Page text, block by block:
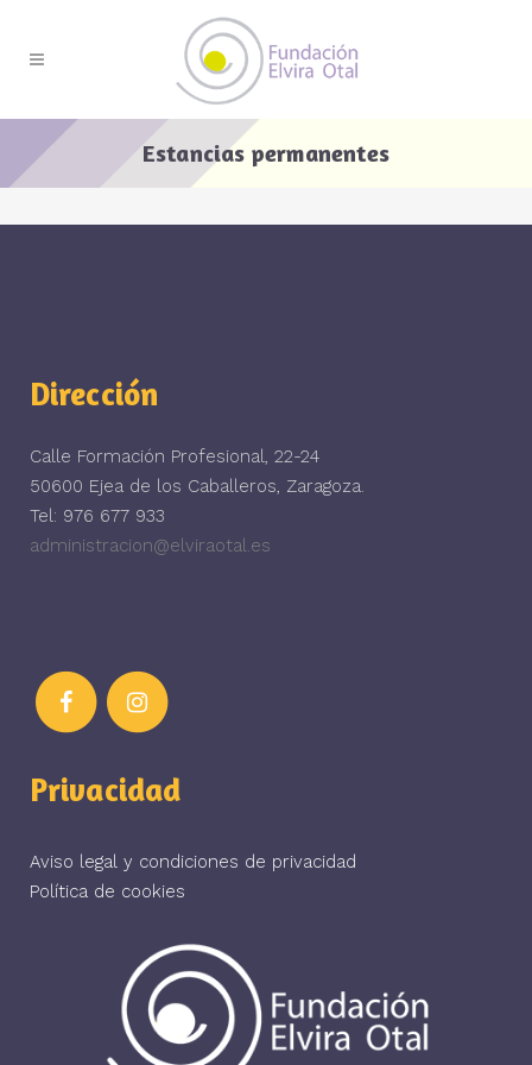
Estancias permanentes
Dirección
Calle Formación Profesional, 22-24
50600 Ejea de los Caballeros, Zaragoza.
Tel: 976 677 933
administracion@elviraotal.es
Privacidad
Aviso legal y condiciones de privacidad
Política de cookies